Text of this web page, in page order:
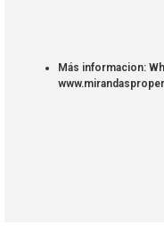
Más informacion: